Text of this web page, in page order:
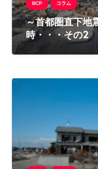
BCP コラム
～首都圏直下地
時・・・その2